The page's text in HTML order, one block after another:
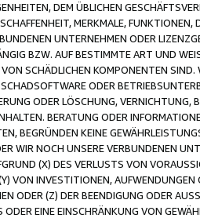
DEM ÜBLICHEN
MERKMALE,
UNTERNEHMEN ODER
BZW. AUF BESTIMMTE ART UND
SCHÄDLICHEN KOMPONENTEN
ODER
ODER LÖSCHUNG,
BERATUNG ODER
BEGRÜNDEN KEINE
WIR NOCH UNSERE VERBUNDENEN
(X) DES VERLUSTS VON
VON INVESTITIONEN,
ODER (Z) DER BEENDIGUNG ODER
EINE EINSCHRÄNKUNG VON